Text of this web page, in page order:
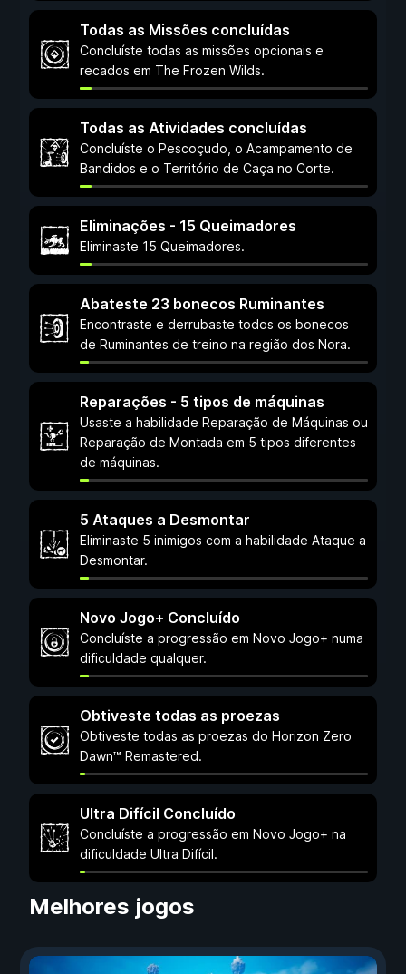
Todas as Missões concluídas
Concluíste todas as missões opcionais e
recados em The Frozen Wilds.
Todas as Atividades concluídas
Concluíste o Pescoçudo, o Acampamento de
Bandidos e o Território de Caça no Corte.
Eliminações - 15 Queimadores
Eliminaste 15 Queimadores.
Abateste 23 bonecos Ruminantes
Encontraste e derrubaste todos os bonecos
de Ruminantes de treino na região dos Nora.
Reparações - 5 tipos de máquinas
Usaste a habilidade Reparação de Máquinas ou
Reparação de Montada em 5 tipos diferentes
de máquinas.
5 Ataques a Desmontar
Eliminaste 5 inimigos com a habilidade Ataque a
Desmontar.
Novo Jogo+ Concluído
Concluíste a progressão em Novo Jogo+ numa
dificuldade qualquer.
Obtiveste todas as proezas
Obtiveste todas as proezas do Horizon Zero
Dawn™ Remastered.
Ultra Difícil Concluído
Concluíste a progressão em Novo Jogo+ na
dificuldade Ultra Difícil.
Melhores jogos